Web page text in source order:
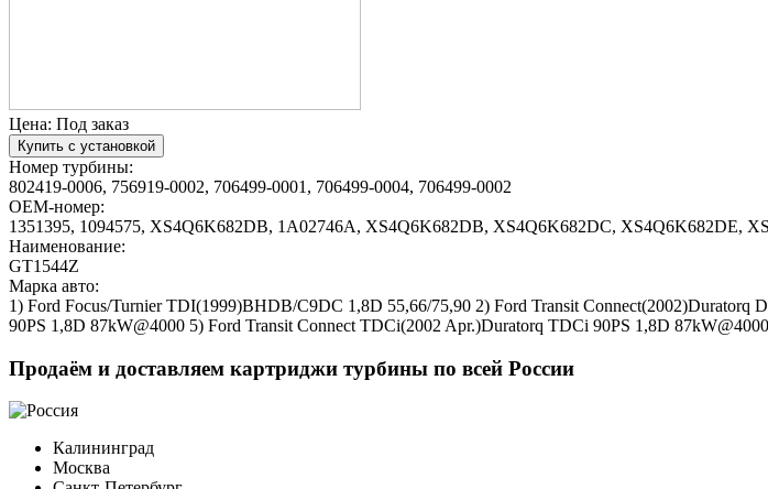
Цена: Под заказ
Купить с установкой
Номер турбины:
802419-0006, 756919-0002, 706499-0001, 706499-0004, 706499-0002
OEM-номер:
1351395, 1094575, XS4Q6K682DB, 1A02746A, XS4Q6K682DB, XS4Q6K682DC, XS4Q6K682DE,
Наименование:
GT1544Z
Марка авто:
1) Ford Focus/Turnier TDI(1999)BHDB/C9DC 1,8D 55,66/75,90 2) Ford Transit
90PS 1,8D 87kW@4000 5) Ford Transit Connect TDCi(2002 Apr.)Duratorq TDCi 90PS 1,8D 87kW@4000
Продаём и доставляем картриджи турбины по всей России
Калининград
Москва